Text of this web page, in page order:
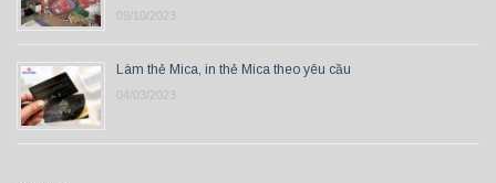
09/10/2023
Làm thẻ Mica, in thẻ Mica theo yêu cầu
04/03/2023